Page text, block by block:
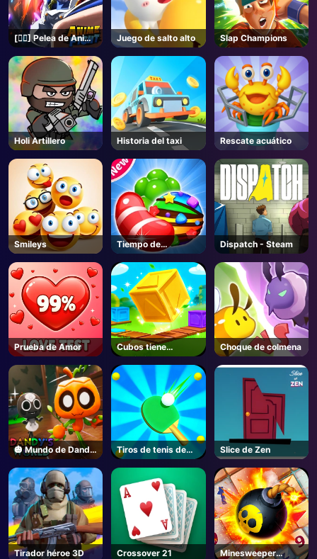
[🏴‍☠️] Pelea de Anime
- Roblox
Juego de salto alto Slap Champions
Holi Artillero Historia del taxi Rescate acuático
Smileys
Tiempo de
caramelo
Dispatch - Steam
Prueba de Amor
Cubos tiene
movimientos
Choque de colmena
🎃 Mundo de Dandy
- Unblocked Online
Game
Tiros de tenis de
mesa
Slice de Zen
Tirador héroe 3D Crossover 21
Minesweeper